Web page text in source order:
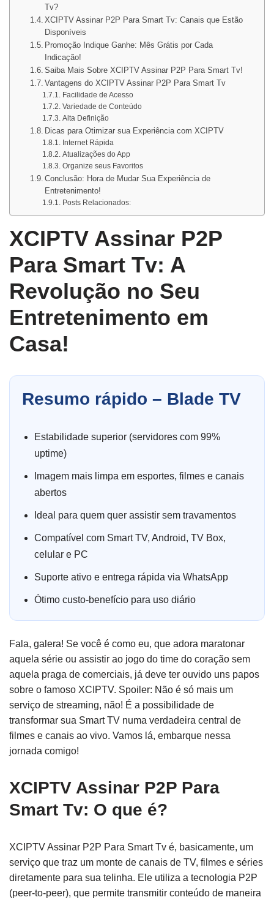
Tv?
XCIPTV Assinar P2P Para Smart Tv: Canais que Estão
Disponíveis
Promoção Indique Ganhe: Mês Grátis por Cada
Indicação!
Saiba Mais Sobre XCIPTV Assinar P2P Para Smart Tv!
Vantagens do XCIPTV Assinar P2P Para Smart Tv
Facilidade de Acesso
Variedade de Conteúdo
Alta Definição
Dicas para Otimizar sua Experiência com XCIPTV
Internet Rápida
Atualizações do App
Organize seus Favoritos
Conclusão: Hora de Mudar Sua Experiência de
Entretenimento!
Posts Relacionados:
XCIPTV Assinar P2P
Para Smart Tv: A
Revolução no Seu
Entretenimento em
Casa!
Resumo rápido – Blade TV
Estabilidade superior (servidores com 99%
uptime)
Imagem mais limpa em esportes, filmes e canais
abertos
Ideal para quem quer assistir sem travamentos
Compatível com Smart TV, Android, TV Box,
celular e PC
Suporte ativo e entrega rápida via WhatsApp
Ótimo custo-benefício para uso diário
Fala, galera! Se você é como eu, que adora maratonar
aquela série ou assistir ao jogo do time do coração sem
aquela praga de comerciais, já deve ter ouvido uns papos
sobre o famoso XCIPTV. Spoiler: Não é só mais um
serviço de streaming, não! É a possibilidade de
transformar sua Smart TV numa verdadeira central de
filmes e canais ao vivo. Vamos lá, embarque nessa
jornada comigo!
XCIPTV Assinar P2P Para
Smart Tv: O que é?
XCIPTV Assinar P2P Para Smart Tv é, basicamente, um
serviço que traz um monte de canais de TV, filmes e séries
diretamente para sua telinha. Ele utiliza a tecnologia P2P
(peer-to-peer), que permite transmitir conteúdo de maneira